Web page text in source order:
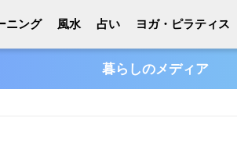
ニング 風水 占い ヨガ・ピラティス
暮らしのメディア